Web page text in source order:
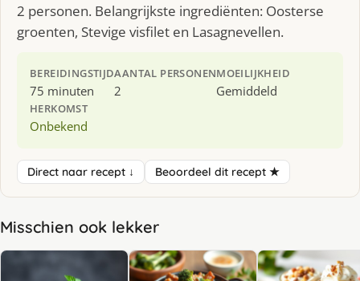
2 personen. Belangrijkste ingrediënten: Oosterse
groenten, Stevige visfilet en Lasagnevellen.
BEREIDINGSTIJD
75 minuten
AANTAL PERSONEN
2
MOEILIJKHEID
Gemiddeld
HERKOMST
Onbekend
Direct naar recept ↓ Beoordeel dit recept ★
Misschien ook lekker